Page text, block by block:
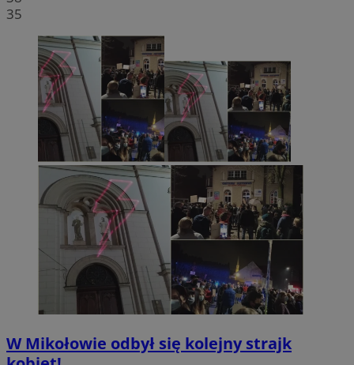
35
W Mikołowie odbył się kolejny strajk